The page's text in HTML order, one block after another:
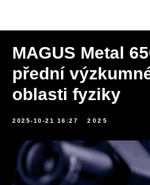
MAGUS Metal
přední
oblasti fyziky
2025-10-21 16:27 2025